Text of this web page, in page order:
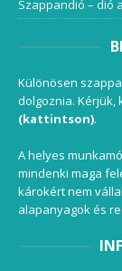
Szappandió – dió
Különösen
dolgoznia. Kérjük,
(kattintson).
A helyes
mindenki maga
károkért nem
alapanyagok és